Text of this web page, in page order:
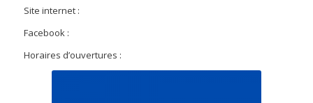
Site internet :
Facebook :
Horaires d’ouvertures :